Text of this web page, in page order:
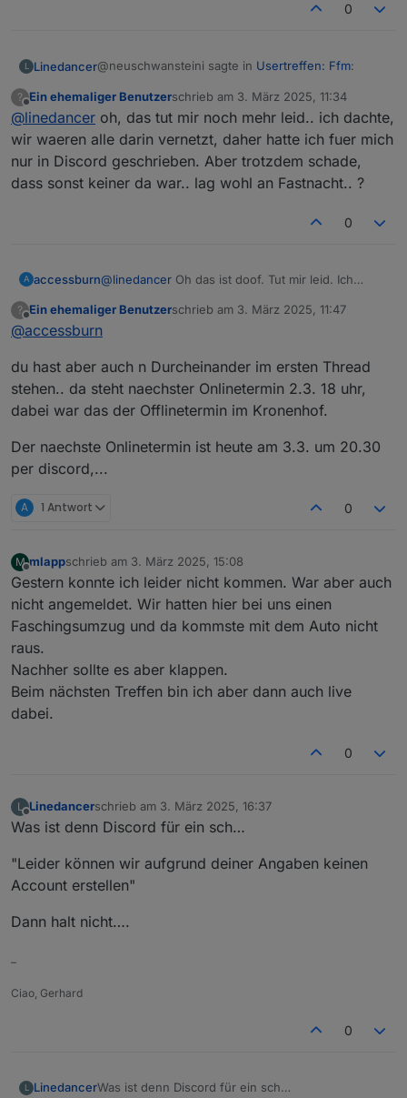
0
L Linedancer@neuschwansteini sagte in Usertreffen: Ffm:
@
linedancer
wie auf discord geschrieben,
Ich dachte Discord ist ein Werkzeug das Teams
ersetzen soll und für die Offline Treffen genutzt
wird. Das dort ein regelmäßiger
stattfindet, war mir nicht klar und find ich auch
?
Offline
Ein ehemaliger Benutzerschrieb am 3. März 2025, 11:34
zuletzt editiert von
@linedancer oh, das tut mir noch mehr leid.. ich dachte,
wir waeren alle darin vernetzt, daher hatte ich fuer mich
nur in Discord geschrieben. Aber trotzdem schade,
dass sonst keiner da war.. lag wohl an Fastnacht.. ?
0
A accessburn@linedancer Oh das ist doof. Tut mir leid. Ich
aber ich hatte mich gemeldet :-(
? Ein ehemaliger Benutzerschrieb am 3. März 2025, 11:47
zuletzt editiert von
@accessburn
du hast aber auch n Durcheinander im ersten Thread
stehen.. da steht naechster Onlinetermin 2.3. 18 uhr,
dabei war das der Offlinetermin im Kronenhof.
Der naechste Onlinetermin ist heute am 3.3. um 20.30
per discord,...
A 1 Antwort 0
M
Offline
mlappschrieb am 3. März 2025, 15:08
zuletzt editiert von
Gestern konnte ich leider nicht kommen. War aber auch
nicht angemeldet. Wir hatten hier bei uns einen
Faschingsumzug und da kommste mit dem Auto nicht
raus.
Nachher sollte es aber klappen.
Beim nächsten Treffen bin ich aber dann auch live
dabei.
0
L
Offline
Linedancerschrieb am 3. März 2025, 16:37
zuletzt editiert von
Was ist denn Discord für ein sch…
"Leider können wir aufgrund deiner Angaben keinen
Account erstellen"
Dann halt nicht….
–
Ciao, Gerhard
0
L LinedancerWas ist denn Discord für ein sch…